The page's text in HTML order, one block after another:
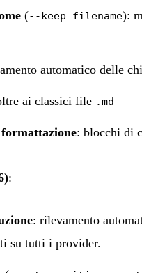
(--keep_filename):
automatico delle
ai classici file .md
: blocchi di
:
: rilevamento
su tutti i provider.